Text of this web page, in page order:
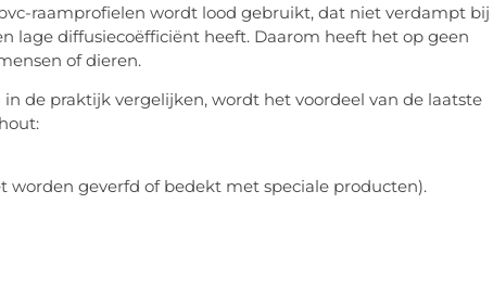
raamprofielen wordt lood gebruikt, dat niet verdampt bij
lage diffusiecoëfficiënt heeft. Daarom heeft het op geen
of dieren.
de praktijk vergelijken, wordt het voordeel van de laatste
worden geverfd of bedekt met speciale producten).